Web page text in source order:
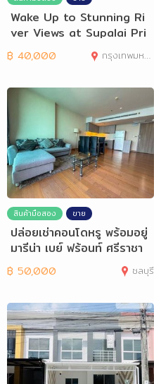
Wake Up to Stunning Ri
ver Views at Supalai Pri
ma Riva
฿ 40,000 กรุงเทพมหานคร
สินค้ามือสอง ขาย
ปล่อยเช่าคอนโดหรู พร้อมอยู่
มารีน่า เบย์ ฟร้อนท์ ศรีราชา
฿ 50,000 ชลบุรี